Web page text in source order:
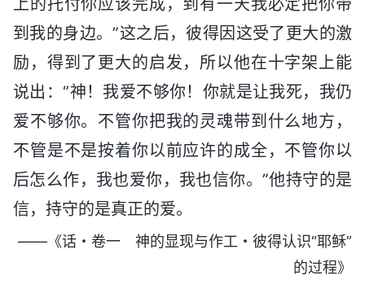
到我的身边。”这之后，彼得因这受了更大的激
励，得到了更大的启发，所以他在十字架上能
说出：“神！我爱不够你！你就是让我死，我仍
爱不够你。不管你把我的灵魂带到什么地方，
不管是不是按着你以前应许的成全，不管你以
后怎么作，我也爱你，我也信你。”他持守的是
信，持守的是真正的爱。
——《话・卷一 神的显现与作工・彼得认识“耶稣”
的过程》